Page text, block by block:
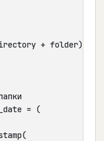
+ folder)]
= (